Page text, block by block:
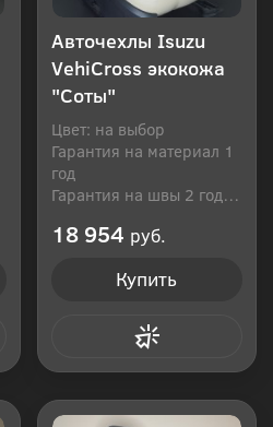
Авточехлы Isuzu
VehiCross экокожа
"Соты"
Цвет: на выбор
Гарантия на материал 1
год
Гарантия на швы 2 года
18 954 руб.
Купить